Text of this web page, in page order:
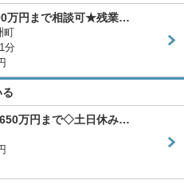
万円まで相談可★残業…
町
分
650万円まで◇土日休み…